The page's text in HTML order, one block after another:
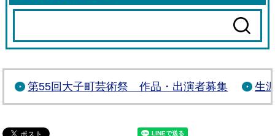
第55回大子町芸術祭 作品・出演者募集 生